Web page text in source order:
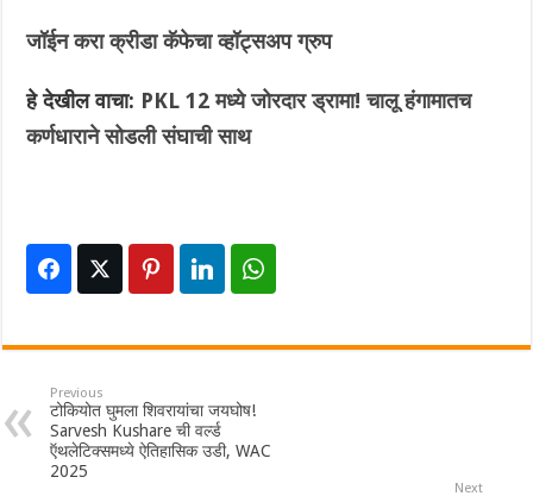
जॉईन करा क्रीडा कॅफेचा व्हॉट्सअप ग्रुप
हे देखील वाचा: PKL 12 मध्ये जोरदार ड्रामा! चालू हंगामातच
कर्णधाराने सोडली संघाची साथ
Previous
टोकियोत घुमला शिवरायांचा जयघोष!
Sarvesh Kushare ची वर्ल्ड
ऍथलेटिक्समध्ये ऐतिहासिक उडी, WAC
2025
Next